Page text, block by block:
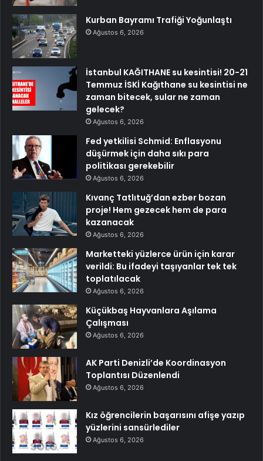
Kurban Bayramı Trafiği Yoğunlaştı
Ağustos 6, 2026
İstanbul KAĞITHANE su kesintisi! 20-21
Temmuz İSKİ Kağıthane su kesintisi ne
zaman bitecek, sular ne zaman
gelecek?
Ağustos 6, 2026
Fed yetkilisi Schmid: Enflasyonu
düşürmek için daha sıkı para
politikası gerekebilir
Ağustos 6, 2026
Kıvanç Tatlıtuğ’dan ezber bozan
proje! Hem gezecek hem de para
kazanacak
Ağustos 6, 2026
Marketteki yüzlerce ürün için karar
verildi: Bu ifadeyi taşıyanlar tek tek
toplatılacak
Ağustos 6, 2026
Küçükbaş Hayvanlara Aşılama
Çalışması
Ağustos 6, 2026
AK Parti Denizli’de Koordinasyon
Toplantısı Düzenlendi
Ağustos 6, 2026
Kız öğrencilerin başarısını afişe yazıp
yüzlerini sansürlediler
Ağustos 6, 2026